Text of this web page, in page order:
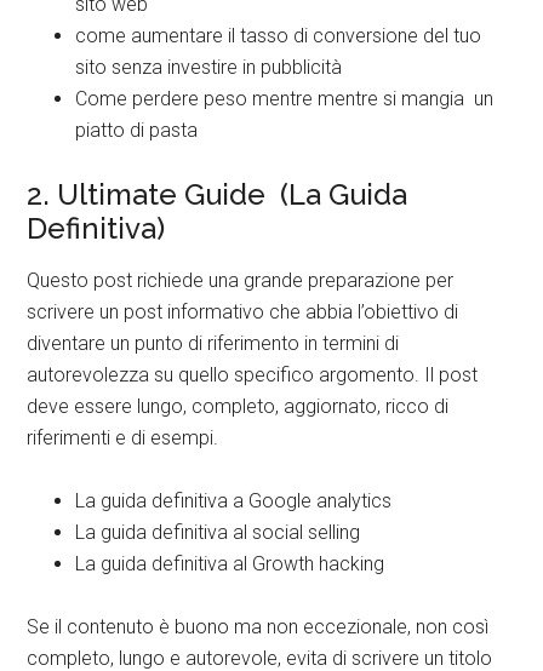
come aumentare il tasso di conversione del tuo
sito senza investire in pubblicità
Come perdere peso mentre mentre si mangia un
piatto di pasta
2. Ultimate Guide (La Guida
Definitiva)
Questo post richiede una grande preparazione per
scrivere un post informativo che abbia l’obiettivo di
diventare un punto di riferimento in termini di
autorevolezza su quello specifico argomento. Il post
deve essere lungo, completo, aggiornato, ricco di
riferimenti e di esempi.
La guida definitiva a Google analytics
La guida definitiva al social selling
La guida definitiva al Growth hacking
Se il contenuto è buono ma non eccezionale, non così
completo, lungo e autorevole, evita di scrivere un titolo